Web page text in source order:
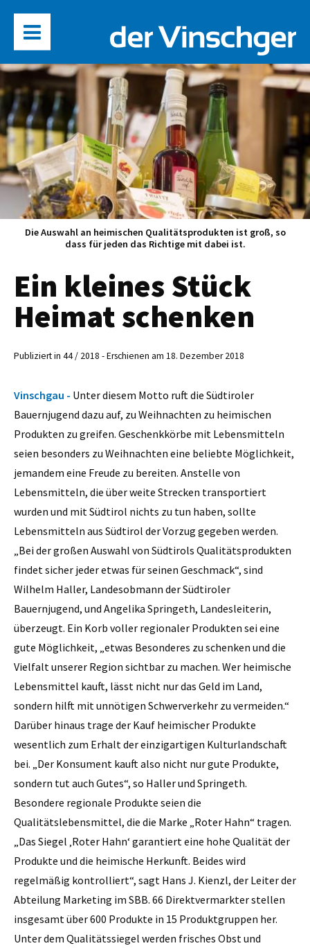
Die Auswahl an heimischen Qualitätsprodukten ist groß, so
dass für jeden das Richtige mit dabei ist.
Ein kleines Stück
Heimat schenken
Publiziert in 44 / 2018 - Erschienen am 18. Dezember 2018
Vinschgau - Unter diesem Motto ruft die Südtiroler
Bauernjugend dazu auf, zu Weihnachten zu heimischen
Produkten zu greifen. Geschenkkörbe mit Lebensmitteln
seien besonders zu Weihnachten eine beliebte Möglichkeit,
jemandem eine Freude zu bereiten. Anstelle von
Lebensmitteln, die über weite Strecken transportiert
wurden und mit Südtirol nichts zu tun haben, sollte
Lebensmitteln aus Südtirol der Vorzug gegeben werden.
„Bei der großen Auswahl von Südtirols Qualitätsprodukten
findet sicher jeder etwas für seinen Geschmack“, sind
Wilhelm Haller, Landesobmann der Südtiroler
Bauernjugend, und Angelika Springeth, Landesleiterin,
überzeugt. Ein Korb voller regionaler Produkten sei eine
gute Möglichkeit, „etwas Besonderes zu schenken und die
Vielfalt unserer Region sichtbar zu machen. Wer heimische
Lebensmittel kauft, lässt nicht nur das Geld im Land,
sondern hilft mit unnötigen Schwerverkehr zu vermeiden.“
Darüber hinaus trage der Kauf heimischer Produkte
wesentlich zum Erhalt der einzigartigen Kulturlandschaft
bei. „Der Konsument kauft also nicht nur gute Produkte,
sondern tut auch Gutes“, so Haller und Springeth.
Besondere regionale Produkte seien die
Qualitätslebensmittel, die die Marke „Roter Hahn“ tragen.
„Das Siegel ‚Roter Hahn‘ garantiert eine hohe Qualität der
Produkte und die heimische Herkunft. Beides wird
regelmäßig kontrolliert“, sagt Hans J. Kienzl, der Leiter der
Abteilung Marketing im SBB. 66 Direktvermarkter stellen
insgesamt über 600 Produkte in 15 Produktgruppen her.
Unter dem Qualitätssiegel werden frisches Obst und